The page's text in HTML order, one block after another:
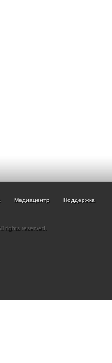
Медиацентр Поддержка
rights reserved.